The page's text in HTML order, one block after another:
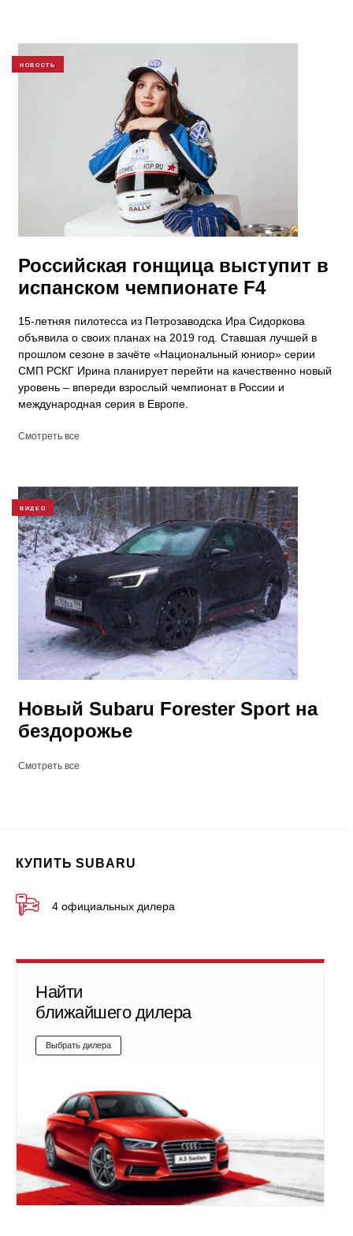
НОВОСТЬ
Российская гонщица выступит в
испанском чемпионате F4
15-летняя пилотесса из Петрозаводска Ира Сидоркова
объявила о своих планах на 2019 год. Ставшая лучшей в
прошлом сезоне в зачёте «Национальный юниор» серии
СМП РСКГ Ирина планирует перейти на качественно новый
уровень – впереди взрослый чемпионат в России и
международная серия в Европе.
Смотреть все
ВИДЕО
Новый Subaru Forester Sport на
бездорожье
Смотреть все
КУПИТЬ SUBARU
4 официальных дилера
Найти
ближайшего дилера
Выбрать дилера